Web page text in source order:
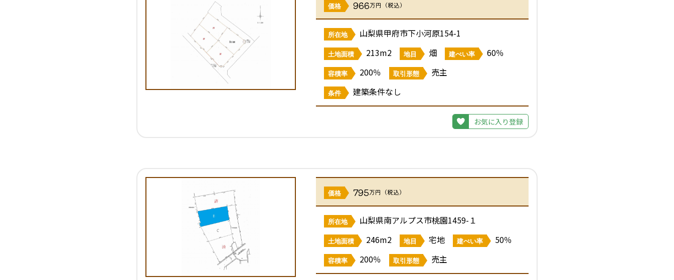
価格 966万円（税込）
所在地 山梨県甲府市下小河原154-1
土地面積 213m2 地目 畑 建ぺい率 60％
容積率 200％ 取引形態 売主
条件 建築条件なし
お気に入り登録
価格 795万円（税込）
所在地 山梨県南アルプス市桃園1459-１
土地面積 246m2 地目 宅地 建ぺい率 50％
容積率 200％ 取引形態 売主